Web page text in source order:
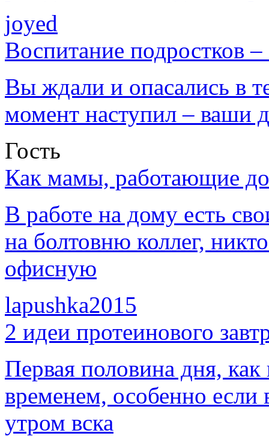
joyed
Воспитание подростков
Вы ждали и опасались в
момент наступил – ваши
Гость
Как мамы, работающие
В работе на дому есть
на болтовню коллег,
офисную
lapushka2015
2 идеи протеинового
Первая половина дня, как
временем, особенно если
утром вска